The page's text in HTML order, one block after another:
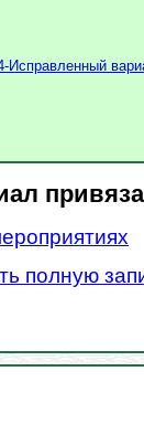
Исправленный
полную